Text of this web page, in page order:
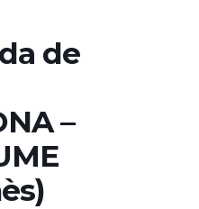
de
–